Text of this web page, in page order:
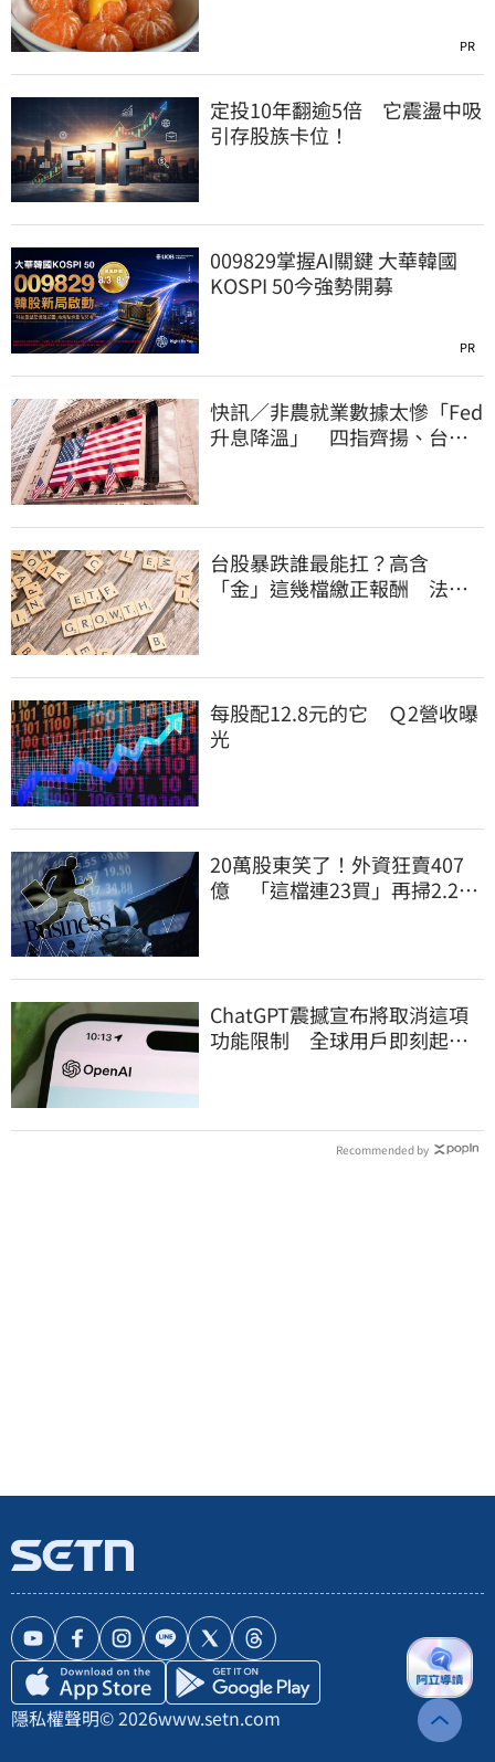
PR
定投10年翻逾5倍 它震盪中吸
引存股族卡位！
009829掌握AI關鍵 大華韓國
KOSPI 50今強勢開募
PR
快訊／非農就業數據太慘「Fed
升息降溫」 四指齊揚、台指
台股暴跌誰最能扛？高含
「金」這幾檔繳正報酬 法人
每股配12.8元的它 Ｑ2營收曝
光
20萬股東笑了！外資狂賣407
億 「這檔連23買」再掃2.2萬
ChatGPT震撼宣布將取消這項
功能限制 全球用戶即刻起
Recommended by
隱私權聲明© 2026www.setn.com